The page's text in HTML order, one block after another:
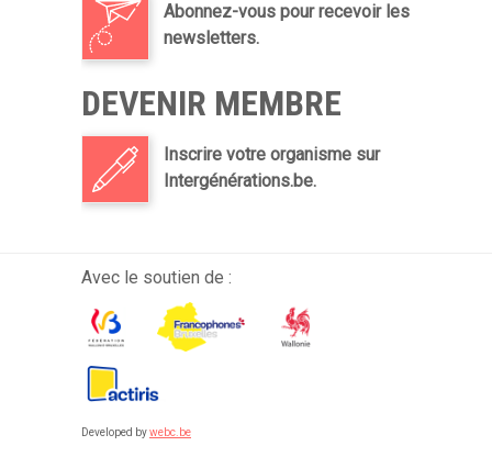
Abonnez-vous pour recevoir les
newsletters.
DEVENIR MEMBRE
Inscrire votre organisme sur
Intergénérations.be.
Avec le soutien de :
Developed bywebc.be